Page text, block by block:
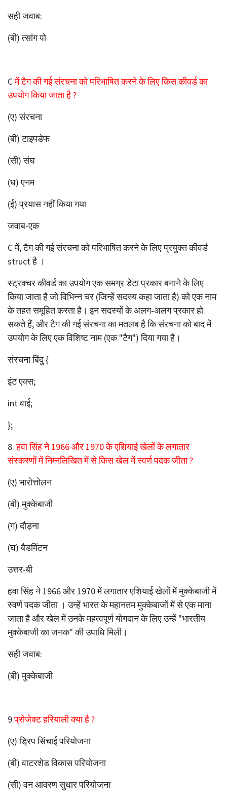
सही जवाब:
(बी) त्सांग पो
Cमें टैग की गई संरचना को परिभाषित करने के लिए किस कीवर्ड का
उपयोग किया जाता है ?
(ए) संरचना
(बी) टाइपडेफ
(सी) संघ
(घ) एनम
(ई) प्रयास नहीं किया गया
जवाब-एक
C में, टैग की गई संरचना को परिभाषित करने के लिए प्रयुक्त कीवर्ड
struct है ।
स्ट्रक्चर कीवर्ड का उपयोग एक समग्र डेटा प्रकार बनाने के लिए
किया जाता है जो विभिन्न चर (जिन्हें सदस्य कहा जाता है) को एक नाम
के तहत समूहित करता है। इन सदस्यों के अलग-अलग प्रकार हो
सकते हैं, और टैग की गई संरचना का मतलब है कि संरचना को बाद में
उपयोग के लिए एक विशिष्ट नाम (एक "टैग") दिया गया है।
संरचना बिंदु {
इंट एक्स;
int वाई;
};
8.हवा सिंह ने 1966 और 1970 के एशियाई खेलों के लगातार
संस्करणों में निम्नलिखित में से किस खेल में स्वर्ण पदक जीता ?
(ए) भारोत्तोलन
(बी) मुक्केबाजी
(ग) दौड़ना
(घ) बैडमिंटन
उत्तर-बी
हवा सिंह ने 1966 और 1970 में लगातार एशियाई खेलों में मुक्केबाजी में
स्वर्ण पदक जीता । उन्हें भारत के महानतम मुक्केबाजों में से एक माना
जाता है और खेल में उनके महत्वपूर्ण योगदान के लिए उन्हें "भारतीय
मुक्केबाजी का जनक" की उपाधि मिली।
सही जवाब:
(बी) मुक्केबाजी
9.प्रोजेक्ट हरियाली क्या है ?
(ए) ड्रिप सिंचाई परियोजना
(बी) वाटरशेड विकास परियोजना
(सी) वन आवरण सुधार परियोजना